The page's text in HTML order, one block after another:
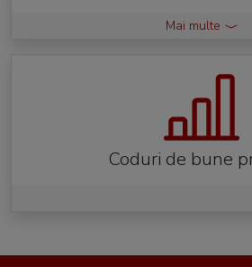
Mai multe
Coduri de bune